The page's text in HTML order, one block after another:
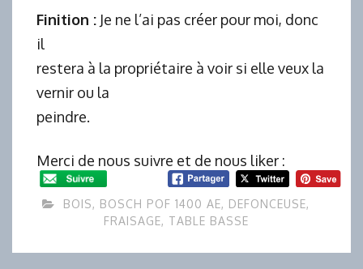
Finition : Je ne l’ai pas créer pour moi, donc
il
restera à la propriétaire à voir si elle veux la
vernir ou la
peindre.
Merci de nous suivre et de nous liker :
BOIS, BOSCH POF 1400 AE, DEFONCEUSE,
FRAISAGE, TABLE BASSE